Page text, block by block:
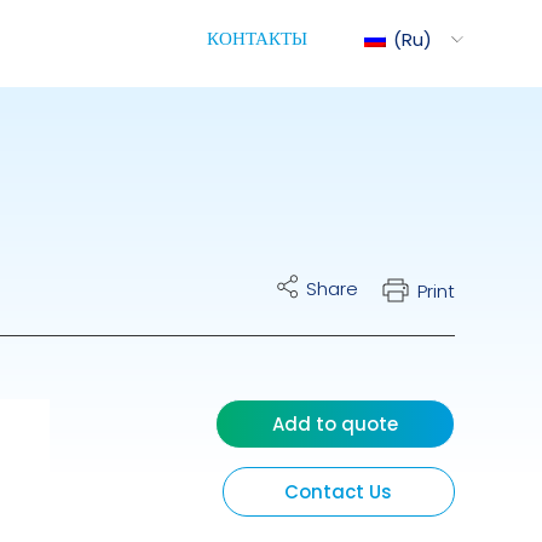
Ru
КОНТАКТЫ
Share Print
Contact Us
Add to quote